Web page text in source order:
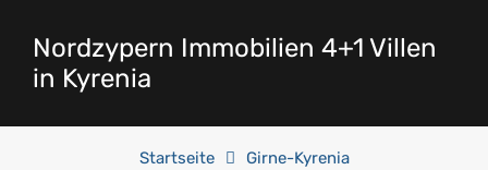
Nordzypern Immobilien 4+1 Villen
in Kyrenia
Startseite Girne-Kyrenia